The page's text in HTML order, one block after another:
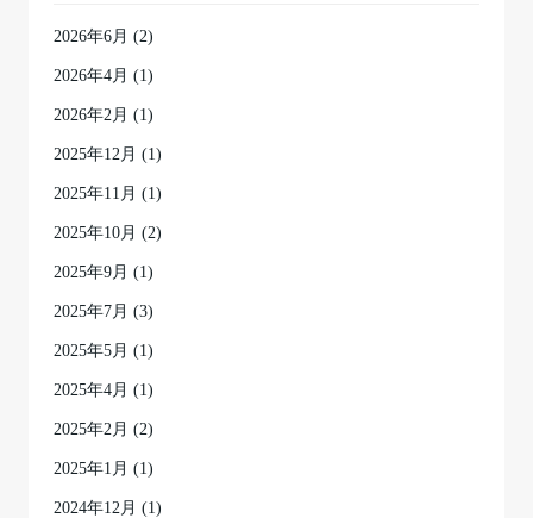
2026年6月 (2)
2026年4月 (1)
2026年2月 (1)
2025年12月 (1)
2025年11月 (1)
2025年10月 (2)
2025年9月 (1)
2025年7月 (3)
2025年5月 (1)
2025年4月 (1)
2025年2月 (2)
2025年1月 (1)
2024年12月 (1)